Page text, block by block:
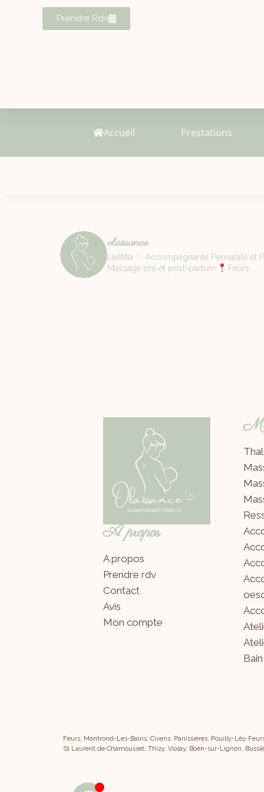
Prendre Rdv
Accueil Prestations
olaissance
Laëtitia ♡ Accompagnante Périnatale et
Massage pré et post-partum
Feurs
A propos
A propos
Prendre rdv
Contact
Avis
Mon compte
Feurs, Montrond-Les-Bains, Civens, Panissières, Pouilly-Lès-
St Laurent de Chamousset, Thizy, Violay, Boën-sur-Lignon,